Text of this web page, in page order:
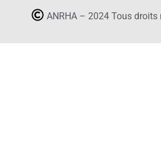
ANRHA – 2024 Tous droits